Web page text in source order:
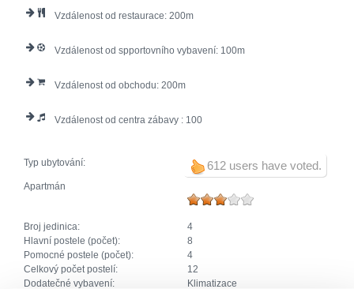
Vzdálenost od restaurace: 200
Vzdálenost od spportovního vybavení: 100
Vzdálenost od obchodu: 200
Vzdálenost od centra zábavy : 100
612 users have voted.
Typ ubytování:
Apartmán
Broj jedinica:
4
Hlavní postele (počet):
8
Pomocné postele (počet):
4
Celkový počet postelí:
12
Dodatečné vybavení:
Klimatizace